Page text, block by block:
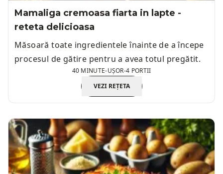
Mamaliga cremoasa fiarta in lapte -
reteta delicioasa
Măsoară toate ingredientele înainte de a începe
procesul de gătire pentru a avea totul pregătit.
40 MINUTE-UȘOR-4 PORTII
VEZI REȚETA